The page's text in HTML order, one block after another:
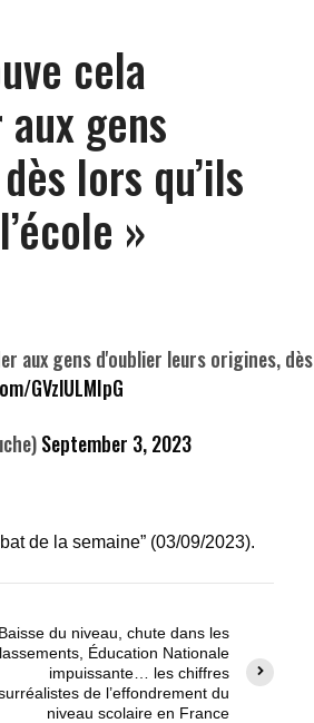
cela
gens
lors qu’ils
»
aux gens d'oublier leurs origines, dès
GVzlULMIpG
September 3, 2023
de la semaine” (03/09/2023).
Baisse du niveau, chute dans les
Éducation Nationale
impuissante… les chiffres
de l’effondrement du
niveau scolaire en France